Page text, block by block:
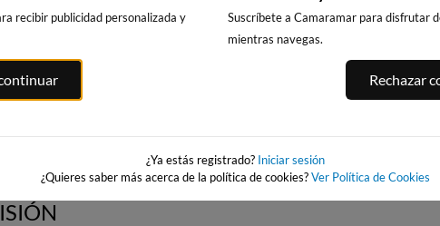
de
recibir publicidad personalizada y
Suscríbete a Camaramar para disfrutar
mientras navegas.
Rechazar
¿Ya estás registrado? Iniciar sesión
¿Quieres saber más acerca de la política de cookies?Ver Política de Cookies